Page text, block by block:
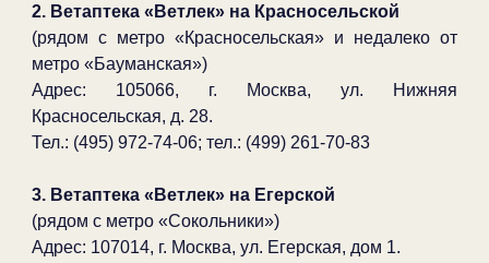
2. Ветаптека «Ветлек» на Красносельской
(рядом с метро «Красносельская» и недалеко от
метро «Бауманская»)
Адрес: 105066, г. Москва, ул. Нижняя
Красносельская, д. 28.
Тел.: (495) 972-74-06; тел.: (499) 261-70-83
3. Ветаптека «Ветлек» на Егерской
(рядом с метро «Сокольники»)
Адрес: 107014, г. Москва, ул. Егерская, дом 1.